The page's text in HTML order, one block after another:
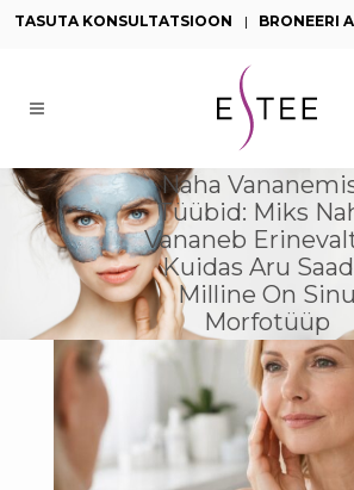
TASUTA KONSULTATSIOON | BRONEERI
Naha
Tüübid: Miks
Vananeb
Kuidas Aru
Milline On Sinu
Morfotüüp